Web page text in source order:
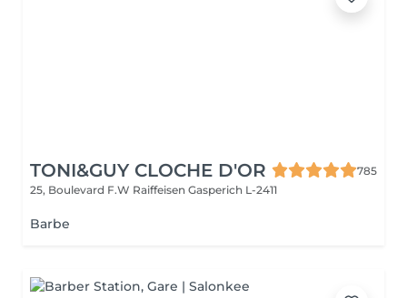
TONI&GUY CLOCHE D'OR
785
25, Boulevard F.W Raiffeisen Gasperich L-2411
Barbe